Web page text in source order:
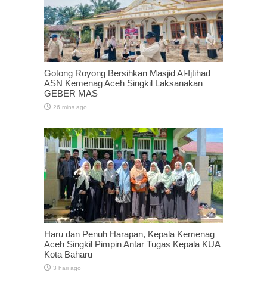
Gotong Royong Bersihkan Masjid Al-Ijtihad
ASN Kemenag Aceh Singkil Laksanakan
GEBER MAS
26 mins ago
Haru dan Penuh Harapan, Kepala Kemenag
Aceh Singkil Pimpin Antar Tugas Kepala KUA
Kota Baharu
3 hari ago